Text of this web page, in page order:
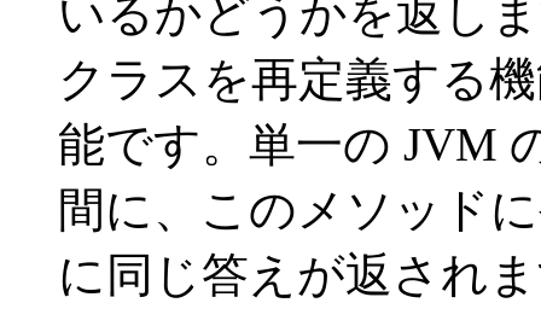
いるかどうかを返し
クラスを再定義する
能です。単一の JVM
間に、このメソッド
に同じ答えが返され